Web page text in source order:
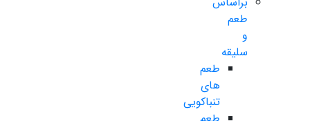
طعم
و
سلیقه
طعم
های
تنباکویی